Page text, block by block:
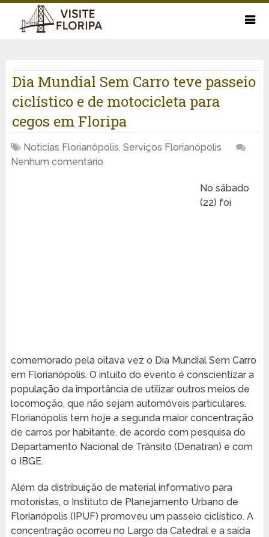
Dia Mundial Sem Carro teve passeio
ciclístico e de motocicleta para
cegos em Floripa
Notícias Florianópolis, Serviços Florianópolis
Nenhum comentário
No sábado
(22) foi
comemorado pela oitava vez o Dia Mundial Sem Carro
em Florianópolis. O intuito do evento é conscientizar a
população da importância de utilizar outros meios de
locomoção, que não sejam automóveis particulares.
Florianópolis tem hoje a segunda maior concentração
de carros por habitante, de acordo com pesquisa do
Departamento Nacional de Trânsito (Denatran) e com
o IBGE.
Além da distribuição de material informativo para
motoristas, o Instituto de Planejamento Urbano de
Florianópolis (IPUF) promoveu um passeio ciclístico. A
concentração ocorreu no Largo da Catedral e a saída